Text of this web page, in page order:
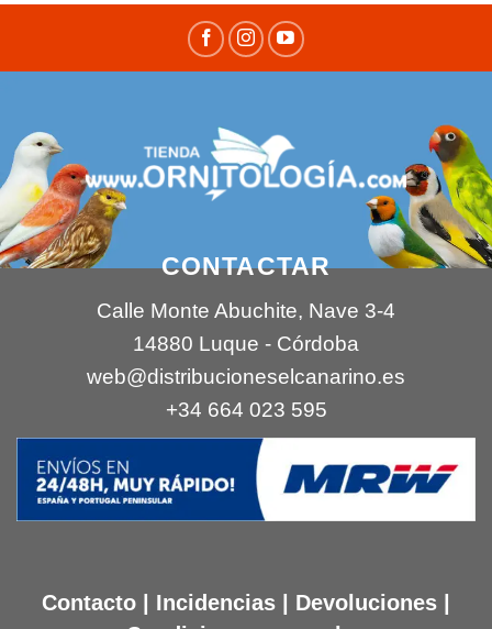
CONTACTAR
Calle Monte Abuchite, Nave 3-4
14880 Luque - Córdoba
web@distribucioneselcanarino.es
+34 664 023 595
Contacto Incidencias Devoluciones